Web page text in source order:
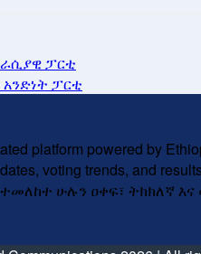
ፓርቲ
ፓርቲ
platform powered by
voting trends, and
ሁሉን ዐቀፍ፣ ትክክለኛ